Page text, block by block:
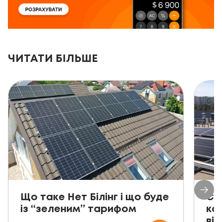
ЧИТАТИ БІЛЬШЕ
Що таке Нет Білінг і що буде
із “зеленим” тарифом